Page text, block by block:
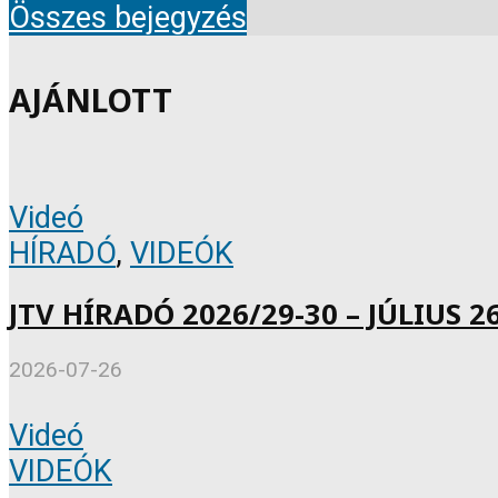
Összes bejegyzés
AJÁNLOTT
Videó
HÍRADÓ, VIDEÓK
JTV HÍRADÓ 2026/29-30 – JÚLIUS
2026-07-26
Videó
VIDEÓK